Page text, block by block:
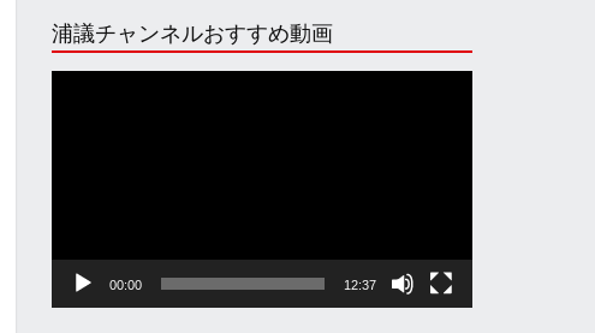
s
g
k
k
u
b
e
浦議チャンネルおすすめ動画
00:00 12:37